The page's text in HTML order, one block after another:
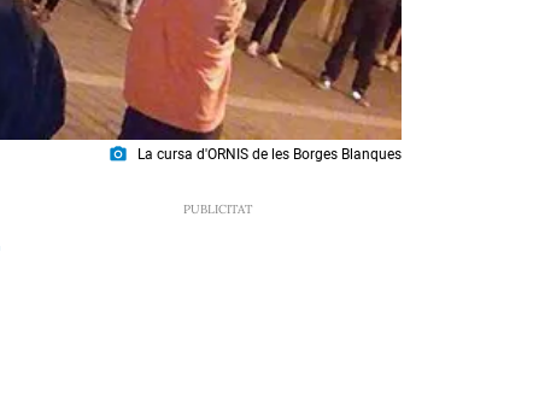
photo_camera La cursa d'ORNIS de les Borges Blanques